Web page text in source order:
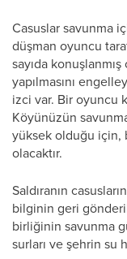
Casuslar savunma
düşman oyuncu
sayıda
yapılmasını
izci var. Bir oyuncu
Köyünüzün
yüksek olduğu için,
olacaktır.
Saldıranın
bilginin geri
birliğinin savunma
surları ve şehrin